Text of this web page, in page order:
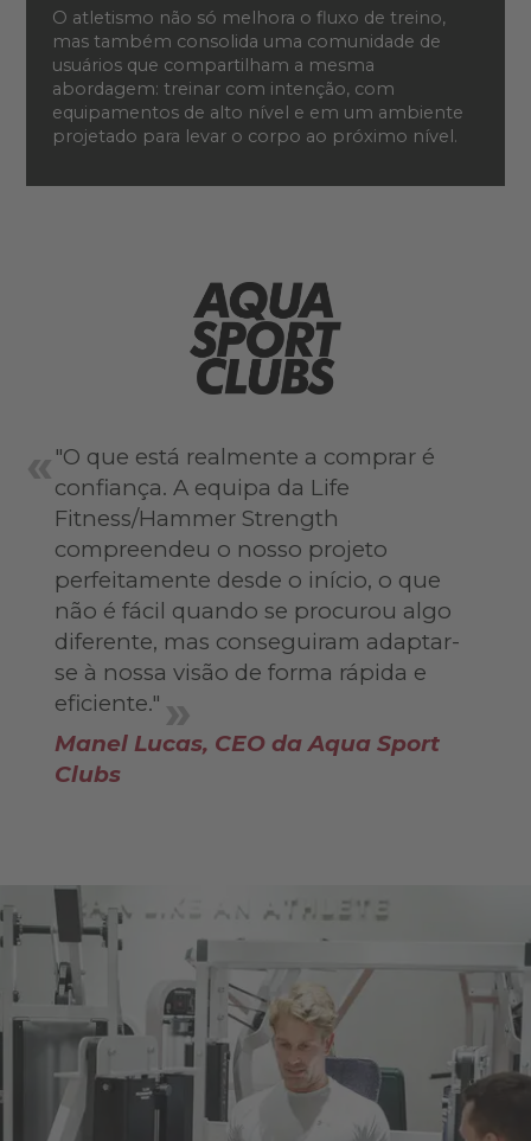
O atletismo não só melhora o fluxo de treino,
mas também consolida uma comunidade de
usuários que compartilham a mesma
abordagem: treinar com intenção, com
equipamentos de alto nível e em um ambiente
projetado para levar o corpo ao próximo nível.
"O que está realmente a comprar é
confiança. A equipa da Life
Fitness/Hammer Strength
compreendeu o nosso projeto
perfeitamente desde o início, o que
não é fácil quando se procurou algo
diferente, mas conseguiram adaptar-
se à nossa visão de forma rápida e
eficiente."
Manel Lucas, CEO da Aqua Sport
Clubs